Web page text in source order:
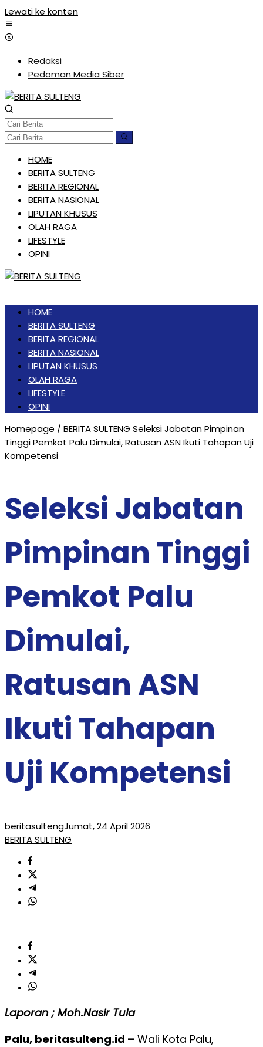
Lewati ke konten
Redaksi
Pedoman Media Siber
HOME
BERITA SULTENG
BERITA REGIONAL
BERITA NASIONAL
LIPUTAN KHUSUS
OLAH RAGA
LIFESTYLE
OPINI
HOME
BERITA SULTENG
BERITA REGIONAL
BERITA NASIONAL
LIPUTAN KHUSUS
OLAH RAGA
LIFESTYLE
OPINI
Homepage / BERITA SULTENG Seleksi Jabatan Pimpinan
Tinggi Pemkot Palu Dimulai, Ratusan ASN Ikuti Tahapan Uji
Kompetensi
Seleksi Jabatan
Pimpinan Tinggi
Pemkot Palu
Dimulai,
Ratusan ASN
Ikuti Tahapan
Uji Kompetensi
beritasultengJumat, 24 April 2026
BERITA SULTENG
Laporan ; Moh.Nasir Tula
Palu, beritasulteng.id – Wali Kota Palu,